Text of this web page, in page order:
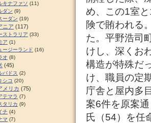
め、この1室
険で賄われる
た。平野浩司
けし、深くお
構造が特殊だ
け、職員の定
庁舎と屋内多
案6件を原案
氏（54）を任
キナファソ (11)
ダン (9)
ーダン (19)
ニア (117)
ストラリア (33)
ア (1)
ージーランド (16)
オ (8)
(45)
バドス (2)
シコ (20)
メリカ (75)
テマラ (7)
タリカ (9)
チ (4)
マ (7)